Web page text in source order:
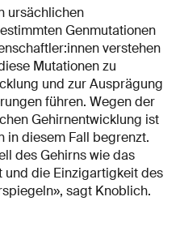
ursächlichen
Genmutationen
verstehen
Mutationen zu
und zur Ausprägung
führen. Wegen der
Gehirnentwicklung ist
in diesem Fall begrenzt.
des Gehirns wie das
und die Einzigartigkeit des
sagt Knoblich.